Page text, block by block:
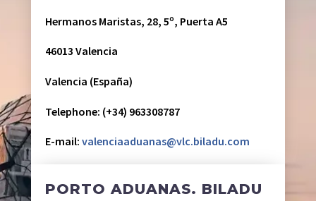
Hermanos Maristas, 28, 5º, Puerta A5
46013 Valencia
Valencia (España)
Telephone: (+34) 963308787
E-mail:valenciaaduanas@vlc.biladu.com
PORTO ADUANAS. BILADU